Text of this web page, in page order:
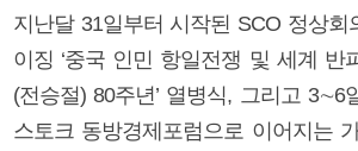
지난달 31일부터 시작된 SCO 정상회
이징 ‘중국 인민 항일전쟁 및 세계 반
(전승절) 80주년’ 열병식, 그리고 3∼6
스토크 동방경제포럼으로 이어지는